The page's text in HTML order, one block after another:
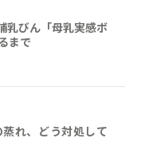
乳びん「母乳実感ボ
まで
れ、どう対処して